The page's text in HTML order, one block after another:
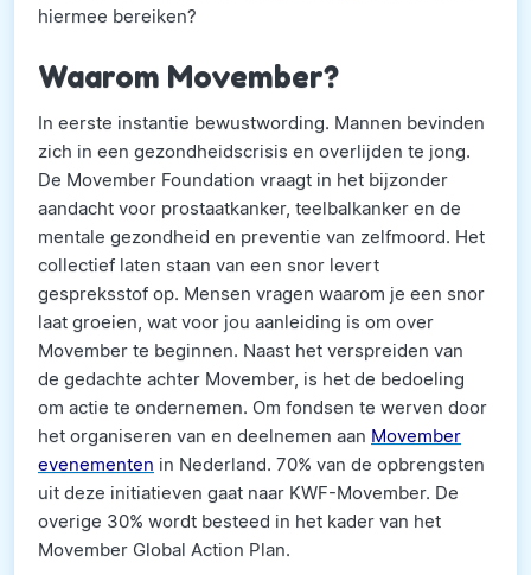
hiermee bereiken?
Waarom Movember?
In eerste instantie bewustwording. Mannen bevinden
zich in een gezondheidscrisis en overlijden te jong.
De Movember Foundation vraagt in het bijzonder
aandacht voor prostaatkanker, teelbalkanker en de
mentale gezondheid en preventie van zelfmoord. Het
collectief laten staan van een snor levert
gespreksstof op. Mensen vragen waarom je een snor
laat groeien, wat voor jou aanleiding is om over
Movember te beginnen. Naast het verspreiden van
de gedachte achter Movember, is het de bedoeling
om actie te ondernemen. Om fondsen te werven door
het organiseren van en deelnemen aan Movember
evenementen in Nederland. 70% van de opbrengsten
uit deze initiatieven gaat naar KWF-Movember. De
overige 30% wordt besteed in het kader van het
Movember Global Action Plan.